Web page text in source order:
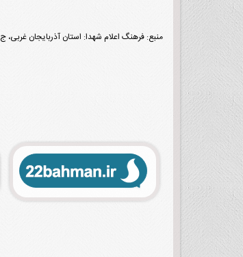
منبع: فرهنگ اعلام شهدا: استان آذربایجان غربی، ج 2، تنظیم: مرکز مطالعات و پژوهش‌های بنیاد شهید و امور ایثارگران، تهران، نشر شاهد، 1395، ص 841.